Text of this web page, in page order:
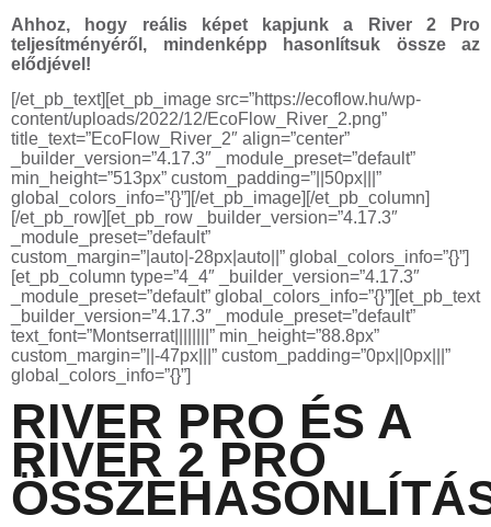
Ahhoz, hogy reális képet kapjunk a River 2 Pro
teljesítményéről, mindenképp hasonlítsuk össze az
elődjével!
[/et_pb_text][et_pb_image src=”https://ecoflow.hu/wp-
content/uploads/2022/12/EcoFlow_River_2.png”
title_text=”EcoFlow_River_2″ align=”center”
_builder_version=”4.17.3″ _module_preset=”default”
min_height=”513px” custom_padding=”||50px|||”
global_colors_info=”{}”][/et_pb_image][/et_pb_column]
[/et_pb_row][et_pb_row _builder_version=”4.17.3″
_module_preset=”default”
custom_margin=”|auto|-28px|auto||” global_colors_info=”{}”]
[et_pb_column type=”4_4″ _builder_version=”4.17.3″
_module_preset=”default” global_colors_info=”{}”][et_pb_text
_builder_version=”4.17.3″ _module_preset=”default”
text_font=”Montserrat||||||||” min_height=”88.8px”
custom_margin=”||-47px|||” custom_padding=”0px||0px|||”
global_colors_info=”{}”]
RIVER PRO ÉS A
RIVER 2 PRO